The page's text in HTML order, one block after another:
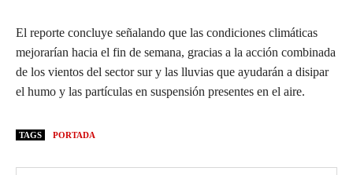
El reporte concluye señalando que las condiciones climáticas
mejorarían hacia el fin de semana, gracias a la acción combinada
de los vientos del sector sur y las lluvias que ayudarán a disipar
el humo y las partículas en suspensión presentes en el aire.
TAGS PORTADA